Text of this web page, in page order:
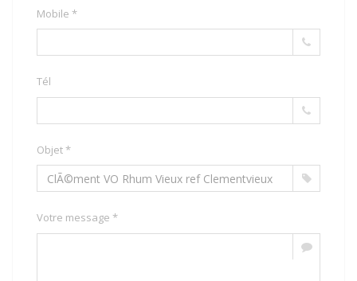
Mobile *
Tél
Objet *
Votre message *